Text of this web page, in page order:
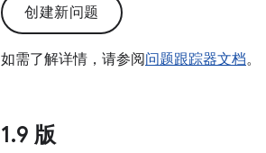
创建新问题
如需了解详情，请参阅问题跟踪器文档。
1.9 版